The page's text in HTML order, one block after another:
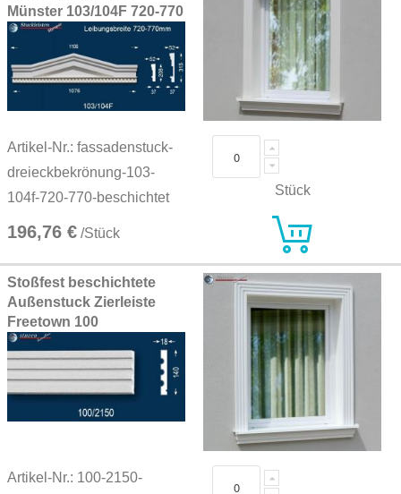
Münster 103/104F 720-770
Artikel-Nr.: fassadenstuck-
dreieckbekrönung-103-
104f-720-770-beschichtet
196,76 € /Stück
Stück
Stoßfest beschichtete
Außenstuck Zierleiste
Freetown 100
Artikel-Nr.: 100-2150-